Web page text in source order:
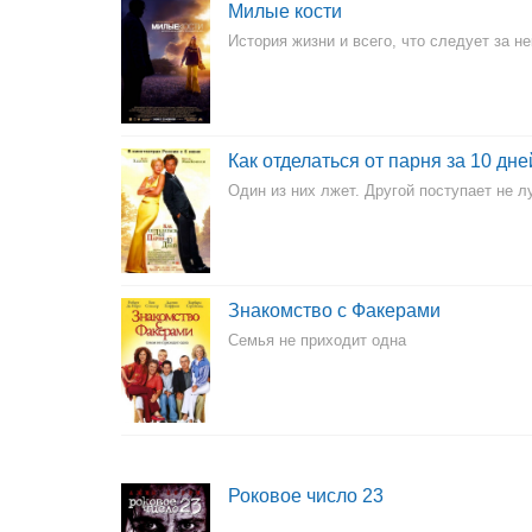
Милые кости
История жизни и всего, что следует за
Как отделаться от парня за 10
Один из них лжет. Другой поступает не
Знакомство с Факерами
Семья не приходит одна
Роковое число 23